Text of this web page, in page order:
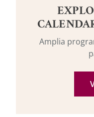
Amplia